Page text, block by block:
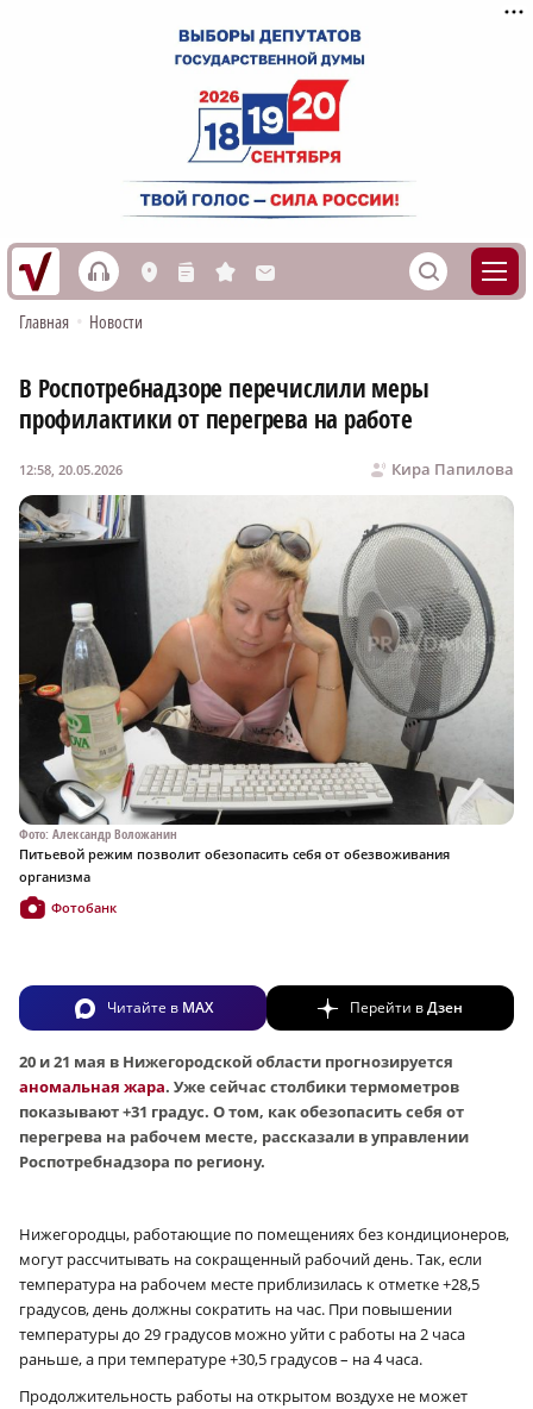
h L n s M S
Главная • Новости
В Роспотребнадзоре перечислили меры
профилактики от перегрева на работе
Кира Папилова
12:58, 20.05.2026
Фото: Александр Воложанин
Питьевой режим позволит обезопасить себя от обезвоживания
организма
Фотобанк
Читайте в MAX Перейти вДзен
20 и 21 мая в Нижегородской области прогнозируется
аномальная жара. Уже сейчас столбики термометров
показывают +31 градус. О том, как обезопасить себя от
перегрева на рабочем месте, рассказали в управлении
Роспотребнадзора по региону.
Нижегородцы, работающие по помещениях без кондиционеров,
могут рассчитывать на сокращенный рабочий день. Так, если
температура на рабочем месте приблизилась к отметке +28,5
градусов, день должны сократить на час. При повышении
температуры до 29 градусов можно уйти с работы на 2 часа
раньше, а при температуре +30,5 градусов – на 4 часа.
Продолжительность работы на открытом воздухе не может